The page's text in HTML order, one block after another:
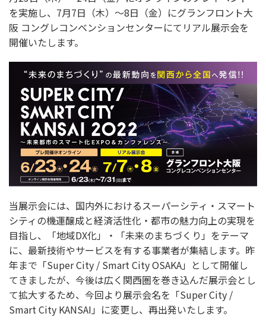
を実施し、7月7日（木）～8日（金）にグランフロント大
阪 コングレコンベンションセンターにてリアル展示会を
開催いたします。
当展示会には、国内外におけるスーパーシティ・スマート
シティの機運醸成と経済活性化・都市の魅力向上の実現を
目指し、「地域DX化」・「未来のまちづくり」をテーマ
に、最新技術やサービスを有する事業者が集結します。昨
年まで「Super City / Smart City OSAKA」として開催し
てきましたが、今後は広く関西圏を巻き込んだ展示会とし
て拡大するため、今回より展示会名を「Super City /
Smart City KANSAI」に変更し、再出発いたします。